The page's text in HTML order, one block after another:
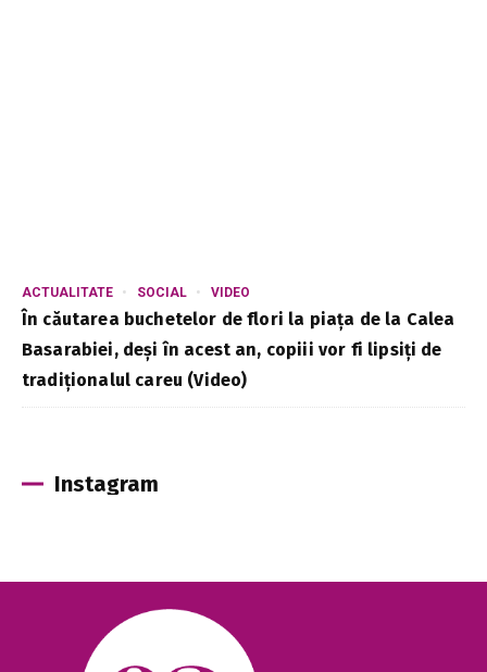
ACTUALITATE SOCIAL VIDEO
În căutarea buchetelor de flori la piața de la Calea
Basarabiei, deși în acest an, copiii vor fi lipsiți de
tradiționalul careu (Video)
Instagram